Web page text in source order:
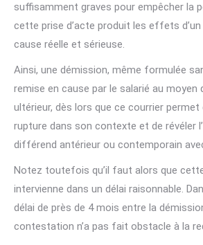
suffisamment graves pour empêcher la
cette prise d’acte produit les effets
cause réelle et sérieuse.
Ainsi, une démission, même formulée
remise en cause par le salarié au moyen
ultérieur, dès lors que ce courrier permet
rupture dans son contexte et de révéler
différend antérieur ou contemporain
Notez toutefois qu’il faut alors que
intervienne dans un délai raisonnable.
délai de près de 4 mois entre la
contestation n’a pas fait obstacle à la